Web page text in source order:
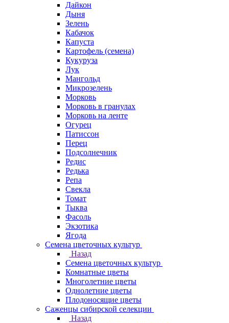
Дайкон
Дыня
Зелень
Кабачок
Капуста
Картофель (семена)
Кукуруза
Лук
Мангольд
Микрозелень
Морковь
Морковь в гранулах
Морковь на ленте
Огурец
Патиссон
Перец
Подсолнечник
Редис
Редька
Репа
Свекла
Томат
Тыква
Фасоль
Экзотика
Ягода
Семена цветочных культур
Назад
Семена цветочных культур
Комнатные цветы
Многолетние цветы
Однолетние цветы
Плодоносящие цветы
Саженцы сибирской селекции
Назад